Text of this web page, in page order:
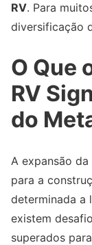
RV. Para
diversificação
O Que
RV
do
A expansão da
para a
determinada a
existem
superados